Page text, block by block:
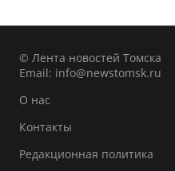
© Лента новостей Томска
Email: info@newstomsk.ru
О нас
Контакты
Редакционная политика